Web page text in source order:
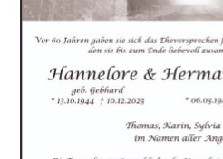
OK